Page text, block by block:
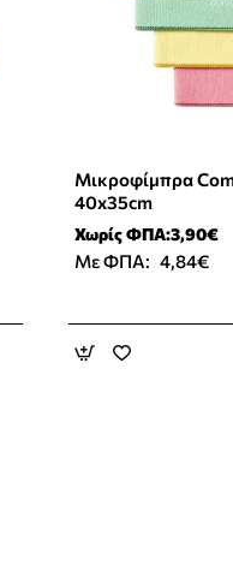
Μικροφίμπρα
40x35cm
Χωρίς ΦΠΑ:3,90€
Με ΦΠΑ: 4,84€